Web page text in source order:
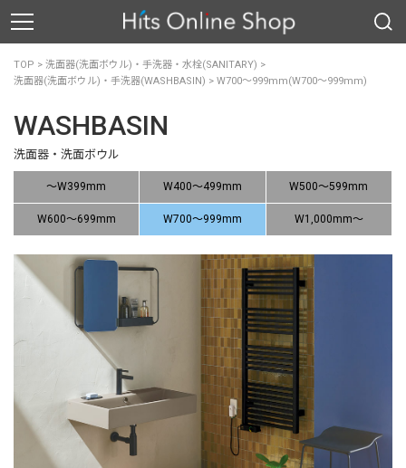
TOP > 洗面器(洗面ボウル)・手洗器・水栓(SANITARY) >
洗面器(洗面ボウル)・手洗器(WASHBASIN) > W700〜999mm(W700〜999mm)
WASHBASIN
洗面器・洗面ボウル
〜W399mm W400〜499mm W500〜599mm
W600〜699mm W700〜999mm W1,000mm〜